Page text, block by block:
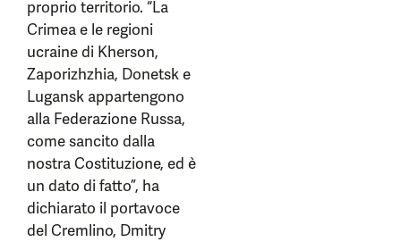
proprio territorio. “La
Crimea e le regioni
ucraine di Kherson,
Zaporizhzhia, Donetsk e
Lugansk appartengono
alla Federazione Russa,
come sancito dalla
nostra Costituzione, ed è
un dato di fatto”, ha
dichiarato il portavoce
del Cremlino, Dmitry